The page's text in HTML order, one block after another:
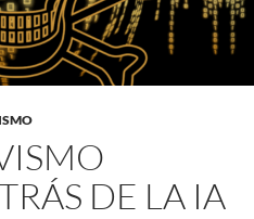
DE LA IA